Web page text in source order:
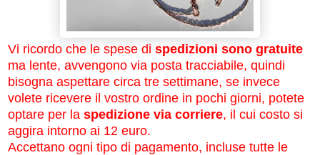
Vi ricordo che le spese di spedizioni sono gratuite
ma lente, avvengono via posta tracciabile, quindi
bisogna aspettare circa tre settimane, se invece
volete ricevere il vostro ordine in pochi giorni, potete
optare per la spedizione via corriere, il cui costo si
aggira intorno ai 12 euro.
Accettano ogni tipo di pagamento, incluse tutte le